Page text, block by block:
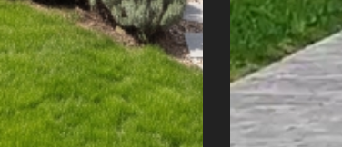
Průvodce stavbou
O ateliéru
Řekli o nás